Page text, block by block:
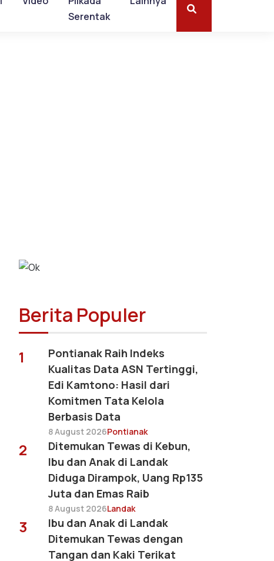
Serentak
Berita Populer
1
Pontianak Raih Indeks
Kualitas Data ASN Tertinggi,
Edi Kamtono: Hasil dari
Komitmen Tata Kelola
Berbasis Data
8 August 2026Pontianak
2
Ditemukan Tewas di Kebun,
Ibu dan Anak di Landak
Diduga Dirampok, Uang Rp135
Juta dan Emas Raib
8 August 2026Landak
3
Ibu dan Anak di Landak
Ditemukan Tewas dengan
Tangan dan Kaki Terikat